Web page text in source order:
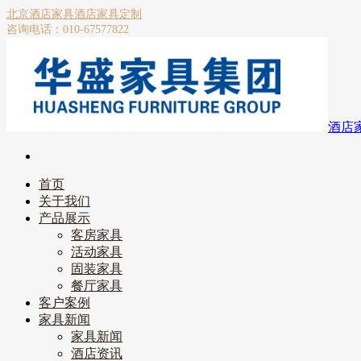
北京酒店家具酒店家具定制
咨询电话：010-67577822
酒店
首页
关于我们
产品展示
客房家具
活动家具
固装家具
餐厅家具
客户案例
家具新闻
家具新闻
酒店资讯